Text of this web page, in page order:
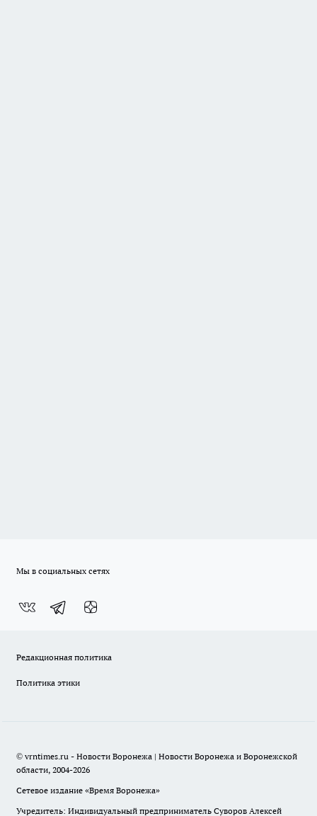
Мы в социальных сетях
Редакционная политика
Политика этики
© vrntimes.ru - Новости Воронежа | Новости Воронежа и Воронежской
области, 2004-2026
Сетевое издание «Время Воронежа»
Учредитель: Индивидуальный предприниматель Суворов Алексей